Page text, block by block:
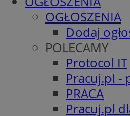
OGŁOSZENIA
Dodaj
POLECAMY
Protocol IT
Pracuj.pl -
PRACA
Pracuj.pl